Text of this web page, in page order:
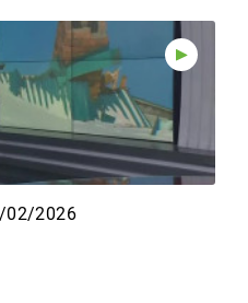
02/2026